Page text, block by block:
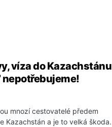
víza do Kazachstánu
nepotřebujeme!
mnozí cestovatelé předem
Kazachstán a je to velká škoda.